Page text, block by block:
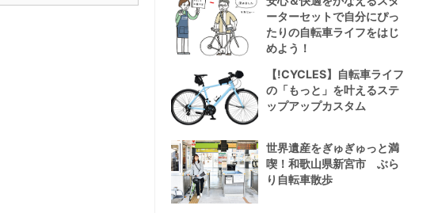
ーターセットで自分にぴっ
たりの自転車ライフをはじ
めよう！
【!CYCLES】自転車ライフ
の「もっと」を叶えるステ
ップアップカスタム
世界遺産をぎゅぎゅっと満
喫！和歌山県新宮市 ぶら
り自転車散歩